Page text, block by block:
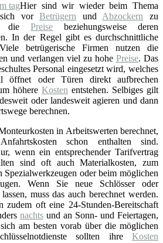
Hier sind wir wieder beim Thema
vorBetrügern undAbzockern zu
diePreise beziehungsweise deren
In der Regel gibt es durchschnittliche
betrügerische Firmen nutzen die
und verlangen viel zu hohe Preise. Das
Personal eingesetzt wird, welches
öffnet oder Türen direkt aufbrechen
höhere Kosten entstehen. Selbiges gilt
oder landesweit agieren und dann
berechnen.
in Arbeitswerten berechnet,
schon enthalten sind.
wenn ein entsprechender Tarifvertrag
sind oft auch Materialkosten, zum
Spezialwerkzeugen oder beim möglichen
Wenn Sie neue Schlösser oder
muss das auch berechnet werden.
zudem oft eine 24-Stunden-Bereitschaft
nachts und an Sonn- und Feiertagen,
am besten vorab über die möglichen
sollten ihre Kosten